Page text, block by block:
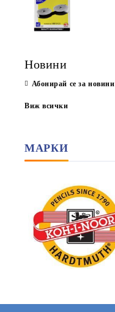
Новини
Абонирай се за новини
Виж всички
МАРКИ